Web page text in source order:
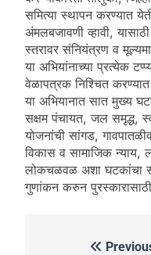
समित्या स्थापन करण्यात
अंमलबजावणी व्हावी,
स्तरावर संनियंत्रण व
या अभियांनाच्या प्रत्येक
वेळापत्रक निश्चित
या अभियानात सात मुख्य
सक्षम पंचायत, जल समृद्ध,
योजनांची सांगड,
विकास व सामाजिक न्याय,
लोकचळवळ अशा घटकांचा
गुणांकन करुन